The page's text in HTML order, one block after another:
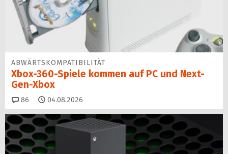
ABWÄRTSKOMPATIBILITÄT
Xbox-360-Spiele kommen auf PC und Next-
Gen-Xbox
86 Kommentare
04.08.2026